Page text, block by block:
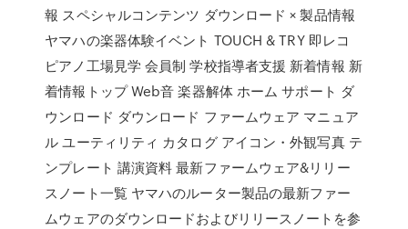
報 スペシャルコンテンツ ダウンロード × 製品情報
ヤマハの楽器体験イベント TOUCH & TRY 即レコ
ピアノ工場見学 会員制 学校指導者支援 新着情報 新
着情報トップ Web音 楽器解体 ホーム サポート ダ
ウンロード ダウンロード ファームウェア マニュア
ル ユーティリティ カタログ アイコン・外観写真 テ
ンプレート 講演資料 最新ファームウェア&リリー
スノート一覧 ヤマハのルーター製品の最新ファー
ムウェアのダウンロードおよびリリースノートを参